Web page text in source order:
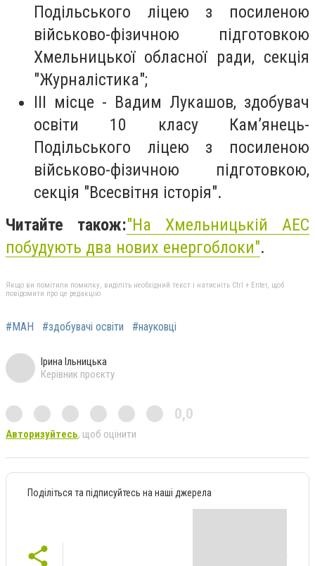
Подільського ліцею з посиленою
військово-фізичною підготовкою
Хмельницької обласної ради, секція
"Журналістика";
III місце - Вадим Лукашов, здобувач
освіти 10 класу Кам’янець-
Подільського ліцею з посиленою
військово-фізичною підготовкою,
секція "Всесвітня історія".
Читайте також:"На Хмельницькій АЕС
побудують два нових енергоблоки".
Якщо ви помітили помилку, виділіть необхідний текст і натисніть Ctrl + Enter, щоб
повідомити про це редакцію
#МАН #здобувачі освіти #науковці
Ірина Ільницька
Керівник проєкту
0,0
Авторизуйтесь, щоб оцінити
Поділіться та підписуйтесь на наші джерела